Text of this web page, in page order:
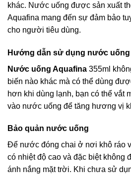
khác. Nước uống được sản xuất
Aquafina mang đến sự đảm bảo
cho người tiêu dùng.
Hướng dẫn sử dụng nước uống
Nước uống Aquafina 355ml
biến nào khác mà có thể dùng
hơn khi dùng lạnh, bạn có thể vắt
vào nước uống để tăng hương vị
Bảo quản nước uống
Để nước đóng chai ở nơi khô ráo
có nhiệt độ cao và đặc biệt không
ánh nắng mặt trời. Khi chưa sử